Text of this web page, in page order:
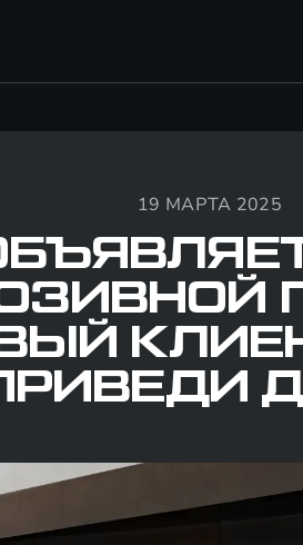
19 МАРТА 2025